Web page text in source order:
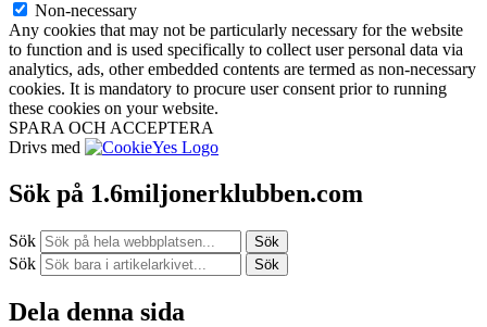
Non-necessary
Any cookies that may not be particularly necessary for the website
to function and is used specifically to collect user personal data via
analytics, ads, other embedded contents are termed as non-necessary
cookies. It is mandatory to procure user consent prior to running
these cookies on your website.
SPARA OCH ACCEPTERA
Drivs med
Sök på 1.6miljonerklubben.com
Sök Sök
Sök Sök
Dela denna sida